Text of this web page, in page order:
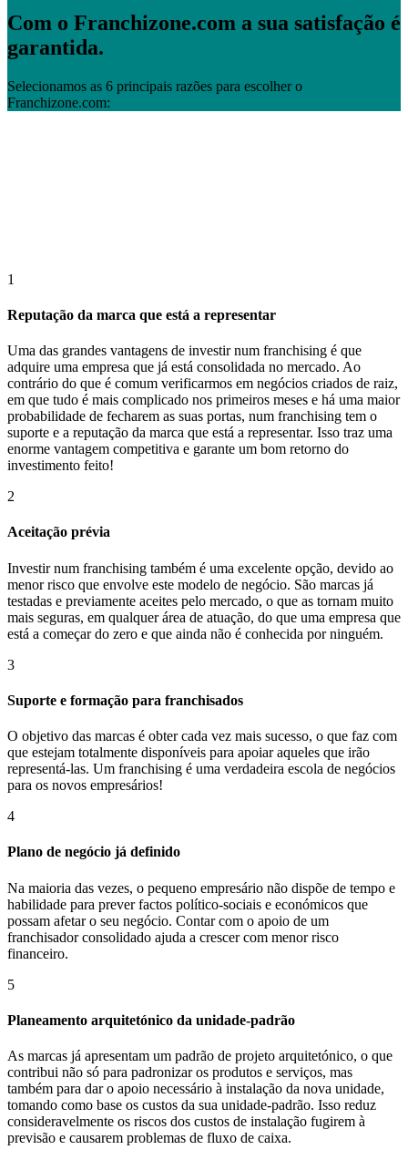
Com o Franchizone.com a sua satisfação é
garantida.
Selecionamos as 6 principais razões para escolher o
Franchizone.com:
1
Reputação da marca que está a representar
Uma das grandes vantagens de investir num franchising é que
adquire uma empresa que já está consolidada no mercado. Ao
contrário do que é comum verificarmos em negócios criados de raiz,
em que tudo é mais complicado nos primeiros meses e há uma maior
probabilidade de fecharem as suas portas, num franchising tem o
suporte e a reputação da marca que está a representar. Isso traz uma
enorme vantagem competitiva e garante um bom retorno do
investimento feito!
2
Aceitação prévia
Investir num franchising também é uma excelente opção, devido ao
menor risco que envolve este modelo de negócio. São marcas já
testadas e previamente aceites pelo mercado, o que as tornam muito
mais seguras, em qualquer área de atuação, do que uma empresa que
está a começar do zero e que ainda não é conhecida por ninguém.
3
Suporte e formação para franchisados
O objetivo das marcas é obter cada vez mais sucesso, o que faz com
que estejam totalmente disponíveis para apoiar aqueles que irão
representá-las. Um franchising é uma verdadeira escola de negócios
para os novos empresários!
4
Plano de negócio já definido
Na maioria das vezes, o pequeno empresário não dispõe de tempo e
habilidade para prever factos político-sociais e económicos que
possam afetar o seu negócio. Contar com o apoio de um
franchisador consolidado ajuda a crescer com menor risco
financeiro.
5
Planeamento arquitetónico da unidade-padrão
As marcas já apresentam um padrão de projeto arquitetónico, o que
contribui não só para padronizar os produtos e serviços, mas
também para dar o apoio necessário à instalação da nova unidade,
tomando como base os custos da sua unidade-padrão. Isso reduz
consideravelmente os riscos dos custos de instalação fugirem à
previsão e causarem problemas de fluxo de caixa.